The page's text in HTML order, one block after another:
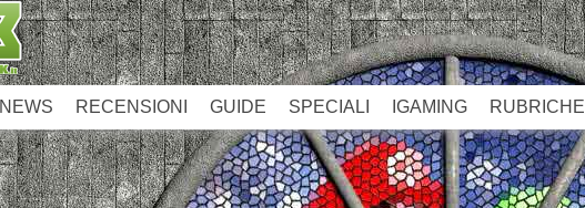
NEWS RECENSIONI GUIDE SPECIALI IGAMING RUBRICHE